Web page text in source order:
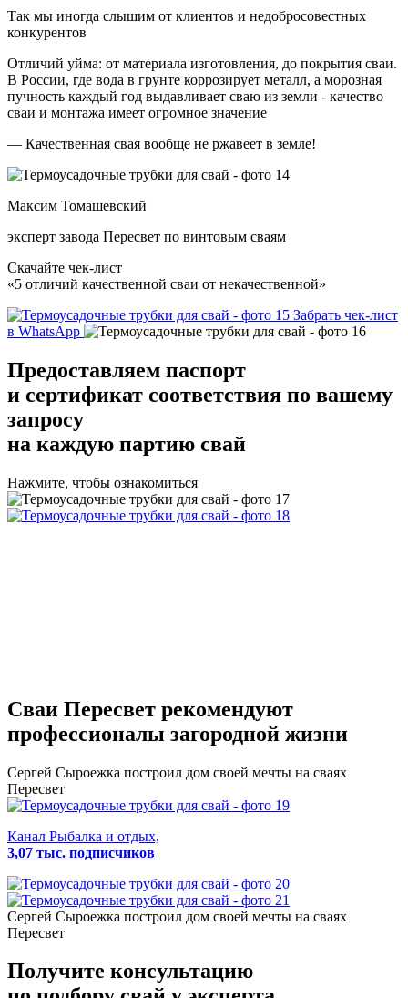
Так мы иногда слышим от клиентов и недобросовестных
конкурентов
Отличий уйма: от материала изготовления, до покрытия сваи.
В России, где вода в грунте коррозирует металл, а морозная
пучность каждый год выдавливает сваю из земли - качество
сваи и монтажа имеет огромное значение
— Качественная свая вообще не ржавеет в земле!
Максим Томашевский
эксперт завода Пересвет по винтовым сваям
Скачайте чек-лист
«5 отличий качественной сваи от некачественной»
Забрать чек-лист
в WhatsApp
Предоставляем паспорт
и сертификат соответствия по вашему
запросу
на каждую партию свай
Нажмите, чтобы ознакомиться
Сваи Пересвет рекомендуют
профессионалы загородной жизни
Сергей Сыроежка построил дом своей мечты на сваях
Пересвет
Канал Рыбалка и отдых,
3,07 тыс. подписчиков
Сергей Сыроежка построил дом своей мечты на сваях
Пересвет
Получите консультацию